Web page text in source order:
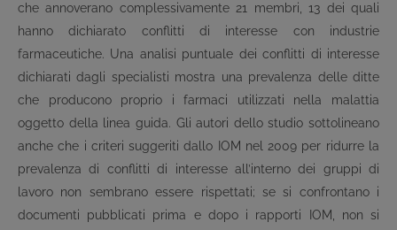
che annoverano complessivamente 21 membri, 13 dei quali
hanno dichiarato conflitti di interesse con industrie
farmaceutiche. Una analisi puntuale dei conflitti di interesse
dichiarati dagli specialisti mostra una prevalenza delle ditte
che producono proprio i farmaci utilizzati nella malattia
oggetto della linea guida. Gli autori dello studio sottolineano
anche che i criteri suggeriti dallo IOM nel 2009 per ridurre la
prevalenza di conflitti di interesse all’interno dei gruppi di
lavoro non sembrano essere rispettati; se si confrontano i
documenti pubblicati prima e dopo i rapporti IOM, non si